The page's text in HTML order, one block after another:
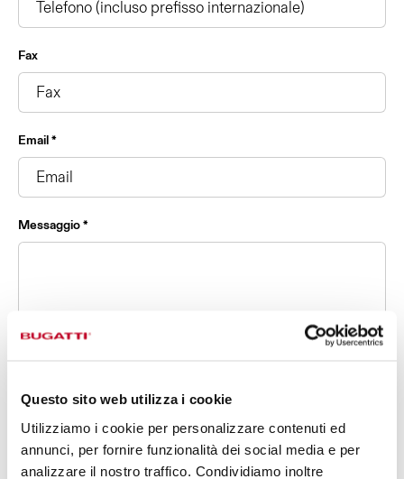
Questo sito web utilizza i cookie
Utilizziamo i cookie per personalizzare contenuti ed
annunci, per fornire funzionalità dei social media e per
analizzare il nostro traffico. Condividiamo inoltre
Fax
Email *
Messaggio *
Acconsento
Non acconsento
Alle attività di marketing